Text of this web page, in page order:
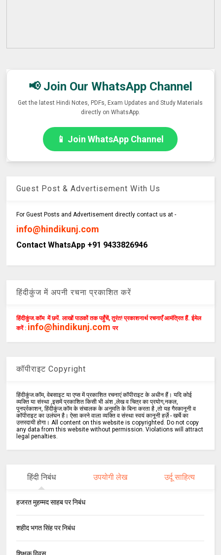
📢 Join Our WhatsApp Channel
Get the latest Hindi Notes, PDFs, Exam Updates and Study Materials
directly on WhatsApp.
📱 Join WhatsApp Channel
Guest Post & Advertisement With Us
For Guest Posts and Advertisement directly contact us at -
info@hindikunj.com
Contact WhatsApp +91 9433826946
हिंदीकुंज में अपनी रचना प्रकाशित करें
हिंदीकुंज.कॉम में छपें. लाखों पाठकों तक पहुँचें, तुरंत! प्रकाशनार्थ रचनाएँ आमंत्रित हैं. ईमेल
करें : info@hindikunj.com पर
कॉपीराइट Copyright
हिंदीकुंज.कॉम, वेबसाइट या एप्स में प्रकाशित रचनाएं कॉपीराइट के अधीन हैं। यदि कोई
व्यक्ति या संस्था ,इसमें प्रकाशित किसी भी अंश ,लेख व चित्र का प्रयोग,नकल,
पुनर्प्रकाशन, हिंदीकुंज.कॉम के संचालक के अनुमति के बिना करता है ,तो यह गैरकानूनी व
कॉपीराइट का उलंघन है। ऐसा करने वाला व्यक्ति व संस्था स्वयं कानूनी हर्ज़े - खर्चे का
उत्तरदायी होगा। All content on this website is copyrighted. Do not copy
any data from this website without permission. Violations will attract
legal penalties.
हिंदी निबंध उपयोगी लेख उर्दू साहित्य
हजरत मुहम्मद साहब पर निबंध
शहीद भगत सिंह पर निबंध